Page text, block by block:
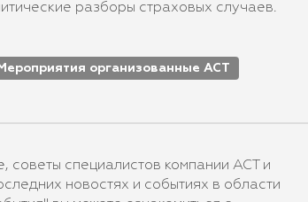
разборы страховых случаев.
Мероприятия организованные АСТ
специалистов компании АСТ и
новостях и событиях в области